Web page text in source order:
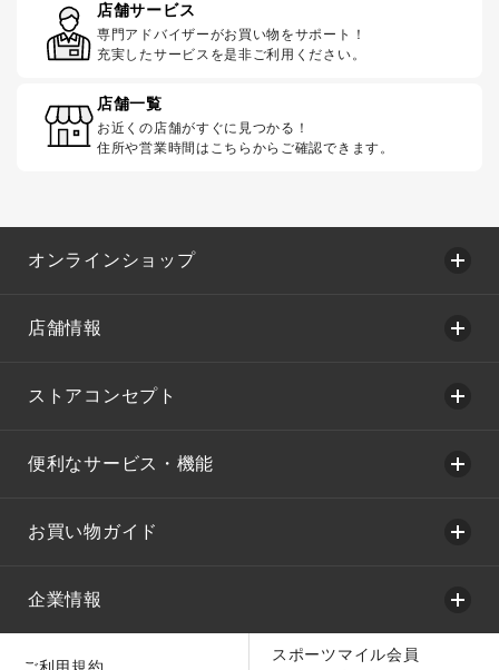
店舗サービス
専門アドバイザーがお買い物をサポート！
充実したサービスを是非ご利用ください。
店舗一覧
お近くの店舗がすぐに見つかる！
住所や営業時間はこちらからご確認できます。
オンラインショップ
店舗情報
ストアコンセプト
便利なサービス・機能
お買い物ガイド
企業情報
ご利用規約
スポーツマイル会員